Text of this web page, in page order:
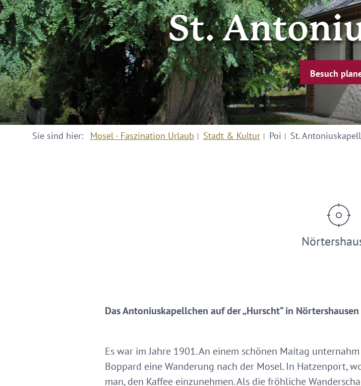
St.
Besuch
Sie sind hier: Mosel - Faszination Urlaub Stadt & Kultur Poi St.
Das Antoniuskapellchen auf der „Hurscht“ in Nörtershausen
Es war im Jahre 1901. An einem schönen Maitag
Boppard eine Wanderung nach der Mosel. In Hatzenport,
man, den Kaffee einzunehmen. Als die fröhliche